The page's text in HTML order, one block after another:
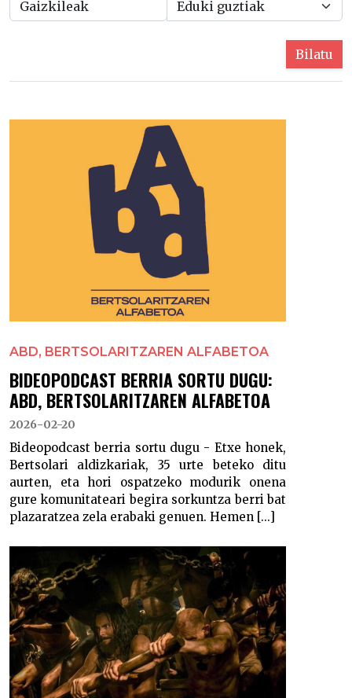
Bilatu
ABD, BERTSOLARITZAREN ALFABETOA
BIDEOPODCAST BERRIA SORTU DUGU:
ABD, BERTSOLARITZAREN ALFABETOA
2026-02-20
Bideopodcast berria sortu dugu - Etxe honek,
Bertsolari aldizkariak, 35 urte beteko ditu
aurten, eta hori ospatzeko modurik onena
gure komunitateari begira sorkuntza berri bat
plazaratzea zela erabaki genuen. Hemen [...]